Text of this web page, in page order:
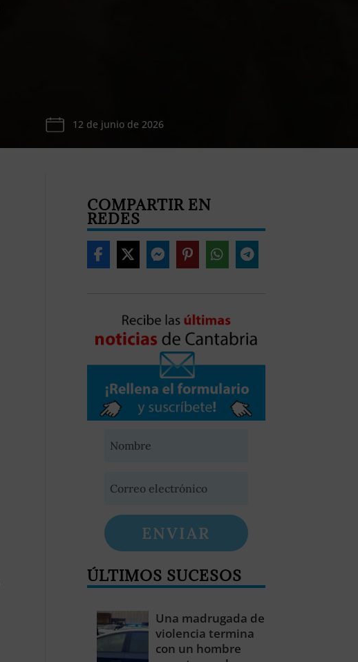
12 de junio de 2026
COMPARTIR EN
REDES
ENVIAR
ÚLTIMOS SUCESOS
Una madrugada de
violencia termina
con un hombre